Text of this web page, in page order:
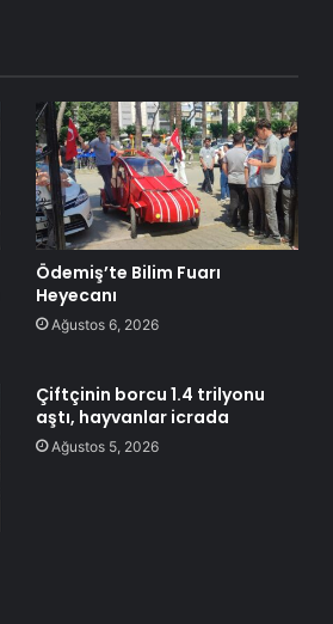
Ödemiş’te Bilim Fuarı
Heyecanı
Ağustos 6, 2026
Çiftçinin borcu 1.4 trilyonu
aştı, hayvanlar icrada
Ağustos 5, 2026